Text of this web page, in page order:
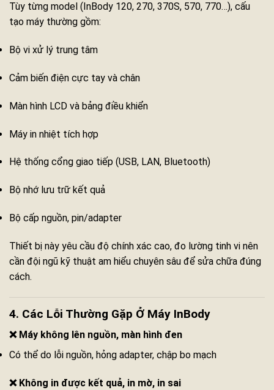
Tùy từng model (InBody 120, 270, 370S, 570, 770…), cấu
tạo máy thường gồm:
Bộ vi xử lý trung tâm
Cảm biến điện cực tay và chân
Màn hình LCD và bảng điều khiển
Máy in nhiệt tích hợp
Hệ thống cổng giao tiếp (USB, LAN, Bluetooth)
Bộ nhớ lưu trữ kết quả
Bộ cấp nguồn, pin/adapter
Thiết bị này yêu cầu độ chính xác cao, đo lường tinh vi nên
cần đội ngũ kỹ thuật am hiểu chuyên sâu để sửa chữa đúng
cách.
4. Các Lỗi Thường Gặp Ở Máy InBody
❌ Máy không lên nguồn, màn hình đen
Có thể do lỗi nguồn, hỏng adapter, chập bo mạch
❌ Không in được kết quả, in mờ, in sai